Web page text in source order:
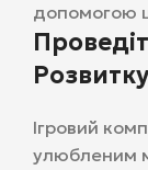
допомогою
Ігровий
улюбленим